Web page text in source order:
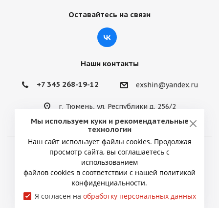
Оставайтесь на связи
Наши контакты
+7 345 268-19-12 exshin@yandex.ru
г. Тюмень, ул. Республики д. 256/2
2026 © ИП Снытко Юрий Викторович
Мы используем куки и рекомендательные
технологии
Наш сайт использует файлы cookies. Продолжая
просмотр сайта, вы соглашаетесь с
использованием
файлов cookies в соответствии с нашей политикой
конфиденциальности.
Я согласен на обработку персональных данных